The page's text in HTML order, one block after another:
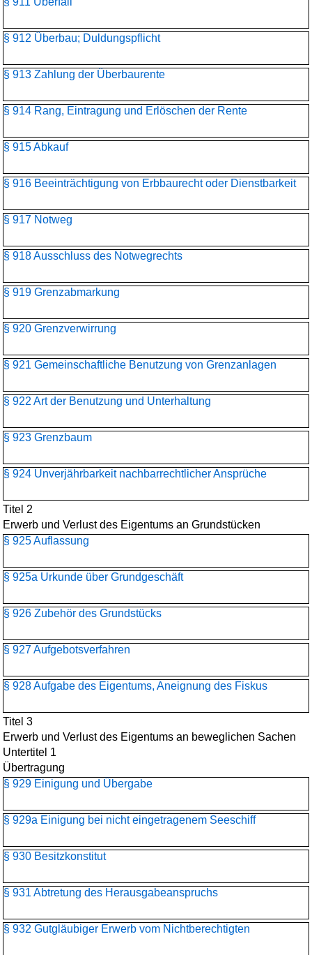
§ 912 Überbau; Duldungspflicht
§ 913 Zahlung der Überbaurente
§ 914 Rang, Eintragung und Erlöschen der Rente
§ 915 Abkauf
§ 916 Beeinträchtigung von Erbbaurecht oder Dienstbarkeit
§ 917 Notweg
§ 918 Ausschluss des Notwegrechts
§ 919 Grenzabmarkung
§ 920 Grenzverwirrung
§ 921 Gemeinschaftliche Benutzung von Grenzanlagen
§ 922 Art der Benutzung und Unterhaltung
§ 923 Grenzbaum
§ 924 Unverjährbarkeit nachbarrechtlicher Ansprüche
Titel 2
Erwerb und Verlust des Eigentums an Grundstücken
§ 925 Auflassung
§ 925a Urkunde über Grundgeschäft
§ 926 Zubehör des Grundstücks
§ 927 Aufgebotsverfahren
§ 928 Aufgabe des Eigentums, Aneignung des Fiskus
Titel 3
Erwerb und Verlust des Eigentums an beweglichen Sachen
Untertitel 1
Übertragung
§ 929 Einigung und Übergabe
§ 929a Einigung bei nicht eingetragenem Seeschiff
§ 930 Besitzkonstitut
§ 931 Abtretung des Herausgabeanspruchs
§ 932 Gutgläubiger Erwerb vom Nichtberechtigten